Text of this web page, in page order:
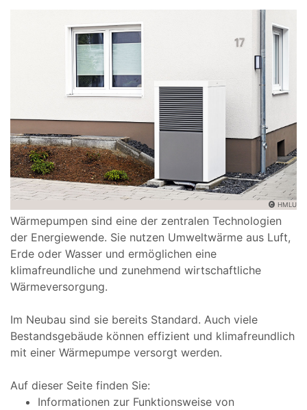
HMLU
Wärmepumpen sind eine der zentralen Technologien
der Energiewende. Sie nutzen Umweltwärme aus Luft,
Erde oder Wasser und ermöglichen eine
klimafreundliche und zunehmend wirtschaftliche
Wärmeversorgung.
Im Neubau sind sie bereits Standard. Auch viele
Bestandsgebäude können effizient und klimafreundlich
mit einer Wärmepumpe versorgt werden.
Auf dieser Seite finden Sie:
Informationen zur Funktionsweise von